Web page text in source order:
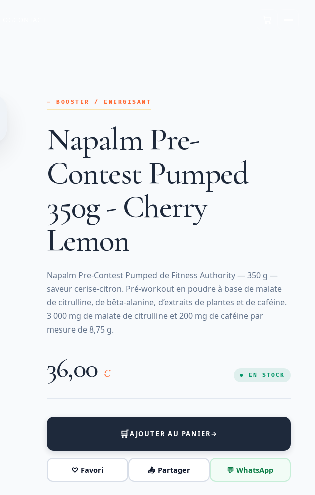
— BOOSTER / ENERGISANT
Napalm Pre-
Contest Pumped
350g - Cherry
Lemon
Napalm Pre-Contest Pumped de Fitness Authority — 350 g —
saveur cerise-citron. Pré-workout en poudre à base de malate
de citrulline, de bêta-alanine, d’extraits de plantes et de caféine.
3 000 mg de malate de citrulline et 200 mg de caféine par
mesure de 8,75 g.
36,00 € ● EN STOCK
🛒AJOUTER AU PANIER→
♡ Favori 📤 Partager 💬 WhatsApp